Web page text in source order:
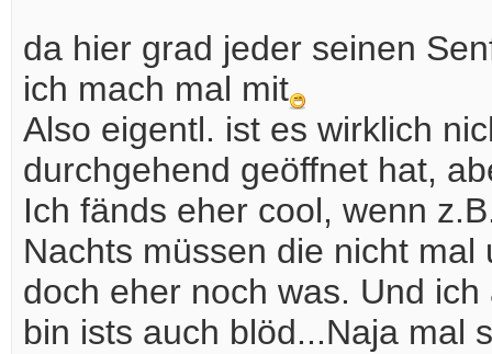
da hier grad jeder seinen
ich mach mal mit
Also eigentl. ist es wirklich
durchgehend geöffnet hat,
Ich fänds eher cool, wenn
Nachts müssen die nicht
doch eher noch was. Und
bin ists auch blöd...Naja mal